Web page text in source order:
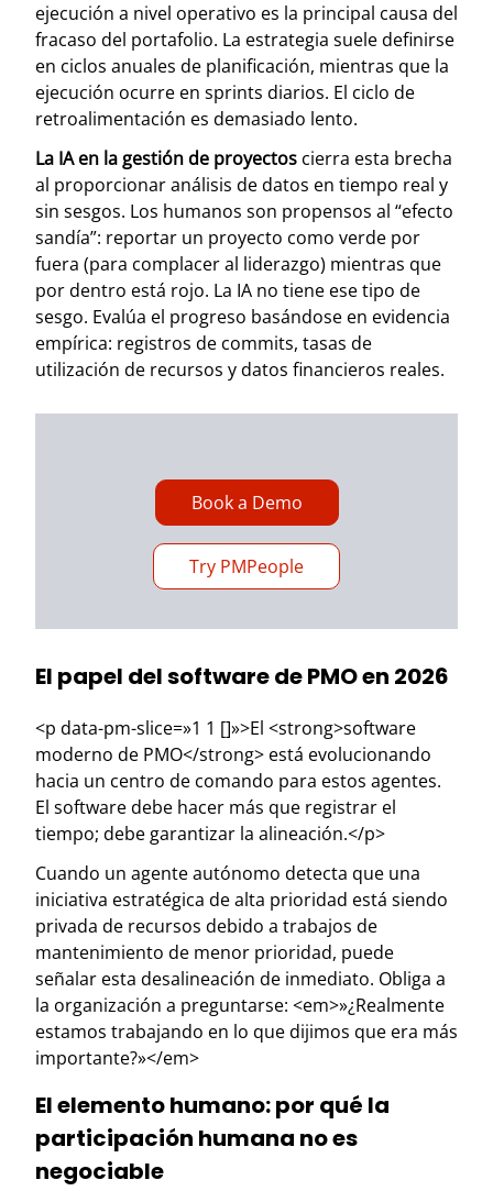
ejecución a nivel operativo es la principal causa del
fracaso del portafolio. La estrategia suele definirse
en ciclos anuales de planificación, mientras que la
ejecución ocurre en sprints diarios. El ciclo de
retroalimentación es demasiado lento.
La IA en la gestión de proyectos cierra esta brecha
al proporcionar análisis de datos en tiempo real y
sin sesgos. Los humanos son propensos al “efecto
sandía”: reportar un proyecto como verde por
fuera (para complacer al liderazgo) mientras que
por dentro está rojo. La IA no tiene ese tipo de
sesgo. Evalúa el progreso basándose en evidencia
empírica: registros de commits, tasas de
utilización de recursos y datos financieros reales.
Book a Demo
Try PMPeople
El papel del software de PMO en 2026
<p data-pm-slice=»1 1 []»>El <strong>software
moderno de PMO</strong> está evolucionando
hacia un centro de comando para estos agentes.
El software debe hacer más que registrar el
tiempo; debe garantizar la alineación.</p>
Cuando un agente autónomo detecta que una
iniciativa estratégica de alta prioridad está siendo
privada de recursos debido a trabajos de
mantenimiento de menor prioridad, puede
señalar esta desalineación de inmediato. Obliga a
la organización a preguntarse: <em>»¿Realmente
estamos trabajando en lo que dijimos que era más
importante?»</em>
El elemento humano: por qué la
participación humana no es
negociable